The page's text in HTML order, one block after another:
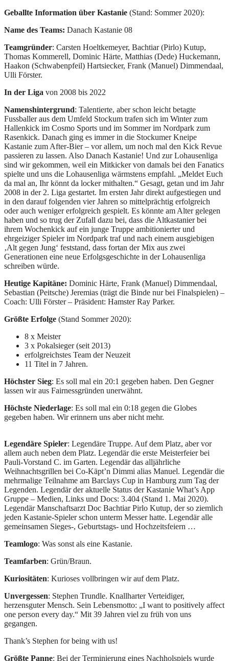
Geballte Information über Kastanie (Stand: Sommer 2020):
Name des Teams: Danach Kastanie 08
Teamgründer: Carsten Hoeltkemeyer, Bachtiar (Pirlo) Kutup,
Thomas Kommerell, Dominic Härte, Matthias (Dede) Huckemann,
Haakon (Schwabenpfeil) Hartsiecker, Frank (Manuel) Dimmendaal,
Ulli Förster.
In der Liga von 2008 bis 2022
Namenshintergrund: Talentierte, aber schon leicht betagte
Fussballer aus dem Umfeld Stockum trafen sich im Winter zum
Hallenkick im Cosmo Sports und im Sommer im Nordpark zum
Rasenkick. Danach ging es immer in die Stockumer Kneipe
Kastanie zum After-Bier – vor allem, um noch mal den Kick Revue
passieren zu lassen. Also Danach Kastanie! Und zur Lohausenliga
sind wir gekommen, weil ein Mitkicker von damals bei den Fanatics
spielte und uns die Lohausenliga wärmstens empfahl. „Meldet Euch
da mal an, Ihr könnt da locker mithalten.“ Gesagt, getan und im Jahr
2008 in der 2. Liga gestartet. Im ersten Jahr direkt aufgestiegen und
in den darauf folgenden vier Jahren so mittelprächtig erfolgreich
oder auch weniger erfolgreich gespielt. Es könnte am Alter gelegen
haben und so trug der Zufall dazu bei, dass die Altkastanier bei
ihrem Wochenkick auf ein junge Truppe ambitionierter und
ehrgeiziger Spieler im Nordpark traf und nach einem ausgiebigen
‚Alt gegen Jung‘ feststand, dass fortan der Mix aus zwei
Generationen eine neue Erfolgsgeschichte in der Lohausenliga
schreiben würde.
Heutige Kapitäne: Dominic Härte, Frank (Manuel) Dimmendaal,
Sebastian (Peitsche) Jeremias (trägt die Binde nur bei Finalspielen) –
Coach: Ulli Förster – Präsident: Hamster Ray Parker.
Größte Erfolge (Stand Sommer 2020):
8 x Meister
3 x Pokalsieger (seit 2013)
erfolgreichstes Team der Neuzeit
11 Titel in 7 Jahren.
Höchster Sieg: Es soll mal ein 20:1 gegeben haben. Den Gegner
lassen wir aus Fairnessgründen unerwähnt.
Höchste Niederlage: Es soll mal ein 0:18 gegen die Globes
gegeben haben. Wir erinnern uns aber nicht mehr.
Legendäre Spieler: Legendäre Truppe. Auf dem Platz, aber vor
allem auch neben dem Platz. Legendär die erste Meisterfeier bei
Pauli-Vorstand C. im Garten. Legendär das alljährliche
Weihnachtsgrillen bei Co-Käpt’n Dimmi alias Manuel. Legendär die
mehrmalige Teilnahme am Barclays Cup in Hamburg zum Tag der
Legenden. Legendär der aktuelle Status der Kastanie What’s App
Gruppe – Medien, Links und Docs: 3.404 (Stand 1. Mai 2020).
Legendär Manschaftsarzt Doc Bachtiar Pirlo Kutup, der so ziemlich
jeden Kastanie-Spieler schon unterm Messer hatte. Legendär alle
gemeinsamen Sieges-, Geburtstags- und Hochzeitsfeiern …
Teamlogo: Was sonst als eine Kastanie.
Teamfarben: Grün/Braun.
Kuriositäten: Kurioses vollbringen wir auf dem Platz.
Unvergessen: Stephen Trundle. Knallharter Verteidiger,
herzensguter Mensch. Sein Lebensmotto: „I want to positively affect
one person every day.“ Mit 39 Jahren viel zu früh von uns
gegangen.
Thank’s Stephen for being with us!
Größte Panne: Bei der Terminierung eines Nachholspiels wurde